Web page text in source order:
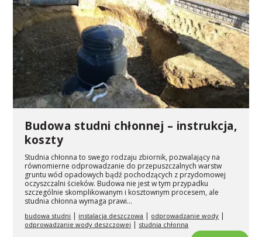
Budowa studni chłonnej – instrukcja,
koszty
Studnia chłonna to swego rodzaju zbiornik, pozwalający na
równomierne odprowadzanie do przepuszczalnych warstw
gruntu wód opadowych bądź pochodzących z przydomowej
oczyszczalni ścieków. Budowa nie jest w tym przypadku
szczególnie skomplikowanym i kosztownym procesem, ale
studnia chłonna wymaga prawi...
budowa studni instalacja deszczowa odprowadzanie wody
odprowadzanie wody deszczowej studnia chłonna